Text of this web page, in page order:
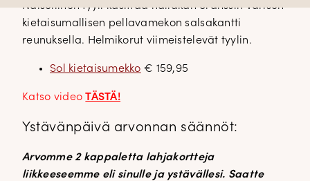
Naisellinen tyyli käsittää hailakan oranssin värisen
kietaisumallisen pellavamekon salsakantti
reunuksella. Helmikorut viimeistelevät tyylin.
Sol kietaisumekko € 159,95
Katso videoTÄSTÄ!
Ystävänpäivä arvonnan säännöt:
Arvomme 2 kappaletta lahjakortteja
liikkeeseemme eli sinulle ja ystävällesi. Saatte